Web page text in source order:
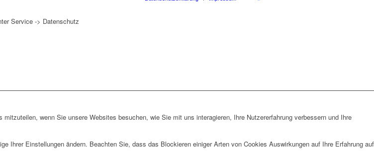
Service -> Datenschutz
wenn Sie unsere Websites besuchen, wie Sie mit uns interagieren, Ihre Nutzererfahrung verbessern und Ihre
Ihrer Einstellungen ändern. Beachten Sie, dass das Blockieren einiger Arten von Cookies Auswirkungen auf Ihre Erfahrung auf